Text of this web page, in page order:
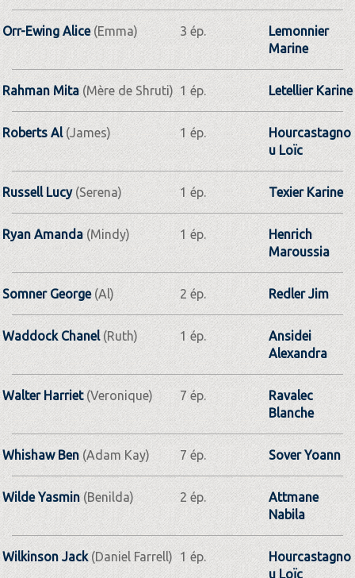
Orr-Ewing Alice(Emma) 3 ép.
Lemonnier
Marine
Rahman Mita(Mère de Shruti) 1 ép. Letellier Karine
Roberts Al(James) 1 ép.
Hourcastagno
u Loïc
Russell Lucy(Serena) 1 ép. Texier Karine
Ryan Amanda(Mindy) 1 ép.
Henrich
Maroussia
Somner George(Al) 2 ép. Redler Jim
Waddock Chanel(Ruth) 1 ép.
Ansidei
Alexandra
Walter Harriet(Veronique) 7 ép.
Ravalec
Blanche
Whishaw Ben (Adam Kay) 7 ép. Sover Yoann
Wilde Yasmin(Benilda) 2 ép.
Attmane
Nabila
Wilkinson Jack(Daniel Farrell) 1 ép.
Hourcastagno
u Loïc